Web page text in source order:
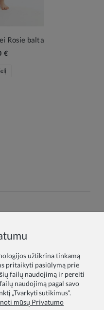
Rosie balta
€
užtikrina tinkamą
pritaikyti pasiūlymą prie
failų naudojimą ir pereiti
naudojimą pagal savo
„Tvarkyti sutikimus“.
mūsų Privatumo